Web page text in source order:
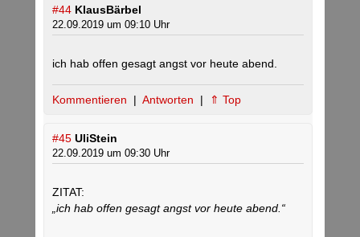
#44 KlausBärbel
22.09.2019 um 09:10 Uhr
ich hab offen gesagt angst vor heute abend.
Kommentieren | Antworten | ⇑ Top
#45 UliStein
22.09.2019 um 09:30 Uhr
ZITAT:
„ich hab offen gesagt angst vor heute abend.“